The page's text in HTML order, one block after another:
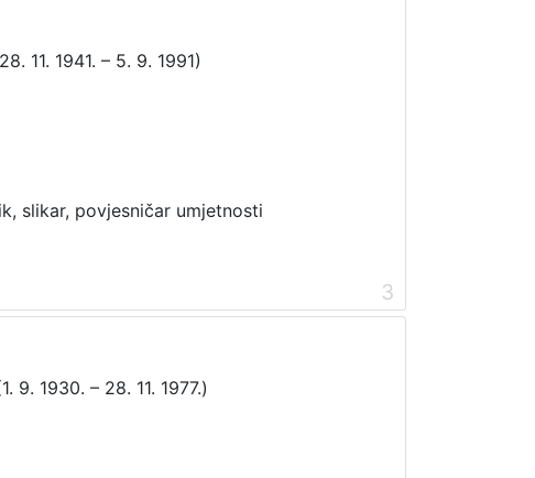
11. 1941. – 5. 9. 1991)
slikar, povjesničar umjetnosti
3
9. 1930. – 28. 11. 1977.)